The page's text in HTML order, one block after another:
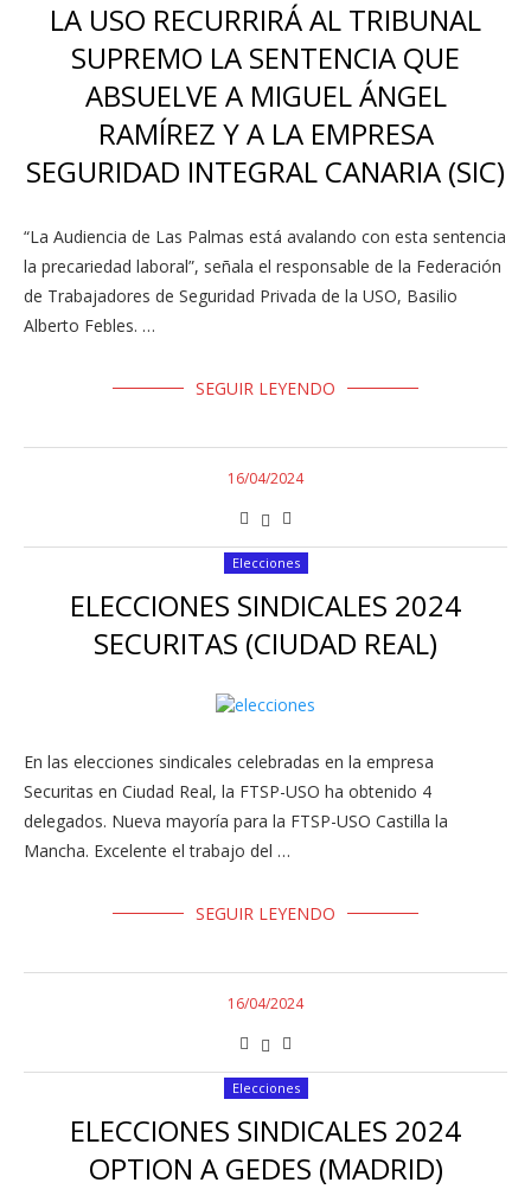
LA USO RECURRIRÁ AL TRIBUNAL
SUPREMO LA SENTENCIA QUE
ABSUELVE A MIGUEL ÁNGEL
RAMÍREZ Y A LA EMPRESA
SEGURIDAD INTEGRAL CANARIA (SIC)
“La Audiencia de Las Palmas está avalando con esta sentencia
la precariedad laboral”, señala el responsable de la Federación
de Trabajadores de Seguridad Privada de la USO, Basilio
Alberto Febles. …
SEGUIR LEYENDO
16/04/2024
Elecciones
ELECCIONES SINDICALES 2024
SECURITAS (CIUDAD REAL)
En las elecciones sindicales celebradas en la empresa
Securitas en Ciudad Real, la FTSP-USO ha obtenido 4
delegados. Nueva mayoría para la FTSP-USO Castilla la
Mancha. Excelente el trabajo del …
SEGUIR LEYENDO
16/04/2024
Elecciones
ELECCIONES SINDICALES 2024
OPTION A GEDES (MADRID)